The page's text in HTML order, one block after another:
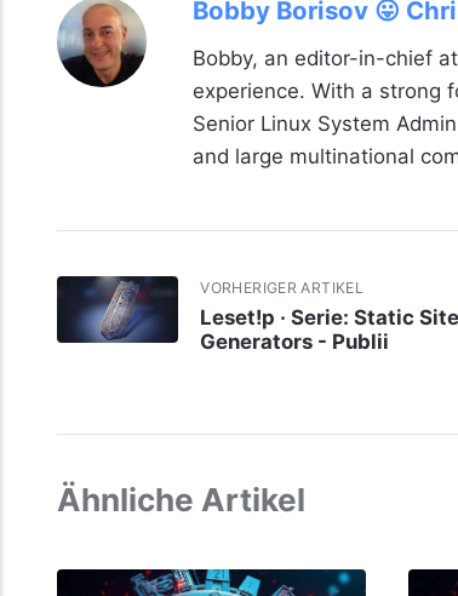
Bobby Borisov 😛
Bobby, an editor-in-chief
experience. With a strong
Senior Linux System
and large multinational
VORHERIGER ARTIKEL
Leset!p · Serie: Static Site
Generators - Publii
Ähnliche Artikel